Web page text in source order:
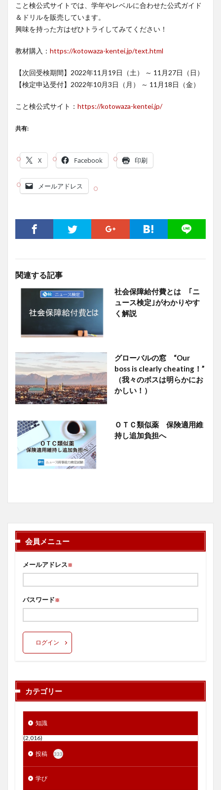
こと検公式サイトでは、学年やレベルに合わせた公式ガイド
＆ドリルを販売しています。
興味を持った方はぜひトライしてみてください！
教材購入： https://kotowaza-kentei.jp/text.html
【次回受検期間】2022年11月19日（土） ～ 11月27日（日）
【検定申込受付】2022年10月3日（月） ～ 11月18日（金）
こと検公式サイト： https://kotowaza-kentei.jp/
共有:
X Facebook 印刷
メールアドレス
関連する記事
社会保障給付費とは ｢ニ
ュース検定｣がわかりやす
く解説
グローバルの窓 “Our
boss is clearly cheating！”
（我々のボスは明らかにお
かしい！）
ＯＴＣ類似薬 保険適用維
持し追加負担へ
会員メニュー
メールアドレス※
パスワード※
ログイン
カテゴリー
知識
(2,016)
投稿 333
学び